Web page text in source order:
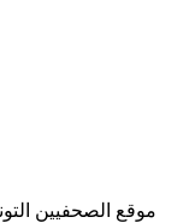
موقع الصحفيين